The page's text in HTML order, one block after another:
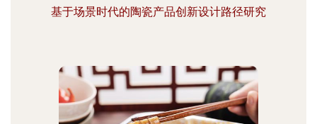
基于场景时代的陶瓷产品创新设计路径研究